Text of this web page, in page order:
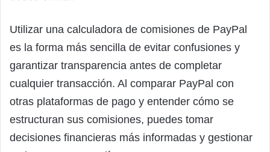
Utilizar una calculadora de comisiones de PayPal
es la forma más sencilla de evitar confusiones y
garantizar transparencia antes de completar
cualquier transacción. Al comparar PayPal con
otras plataformas de pago y entender cómo se
estructuran sus comisiones, puedes tomar
decisiones financieras más informadas y gestionar